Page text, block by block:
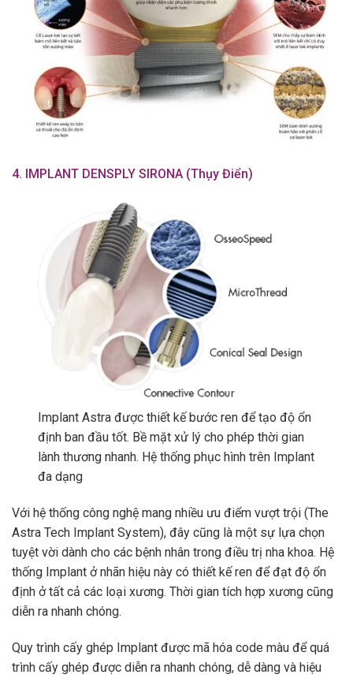
4. IMPLANT DENSPLY SIRONA (Thụy Điển)
Implant Astra được thiết kế bước ren để tạo độ ổn
định ban đầu tốt. Bề mặt xử lý cho phép thời gian
lành thương nhanh. Hệ thống phục hình trên Implant
đa dạng
Với hệ thống công nghệ mang nhiều ưu điểm vượt trội (The
Astra Tech Implant System), đây cũng là một sự lựa chọn
tuyệt vời dành cho các bệnh nhân trong điều trị nha khoa. Hệ
thống Implant ở nhãn hiệu này có thiết kế ren để đạt độ ổn
định ở tất cả các loại xương. Thời gian tích hợp xương cũng
diễn ra nhanh chóng.
Quy trình cấy ghép Implant được mã hóa code màu để quá
trình cấy ghép được diễn ra nhanh chóng, dễ dàng và hiệu